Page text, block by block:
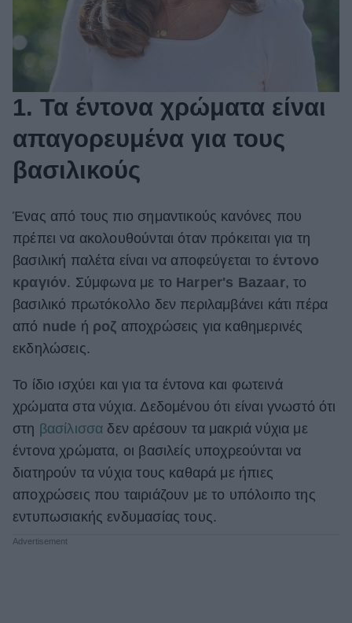
1. Τα έντονα χρώματα είναι
απαγορευμένα για τους
βασιλικούς
Ένας από τους πιο σημαντικούς κανόνες που
πρέπει να ακολουθούνται όταν πρόκειται για τη
βασιλική παλέτα είναι να αποφεύγεται το έντονο
κραγιόν. Σύμφωνα με το Harper's Bazaar, το
βασιλικό πρωτόκολλο δεν περιλαμβάνει κάτι πέρα
από nude ή ροζ αποχρώσεις για καθημερινές
εκδηλώσεις.
Το ίδιο ισχύει και για τα έντονα και φωτεινά
χρώματα στα νύχια. Δεδομένου ότι είναι γνωστό ότι
στη βασίλισσα δεν αρέσουν τα μακριά νύχια με
έντονα χρώματα, οι βασιλείς υποχρεούνται να
διατηρούν τα νύχια τους καθαρά με ήπιες
αποχρώσεις που ταιριάζουν με το υπόλοιπο της
εντυπωσιακής ενδυμασίας τους.